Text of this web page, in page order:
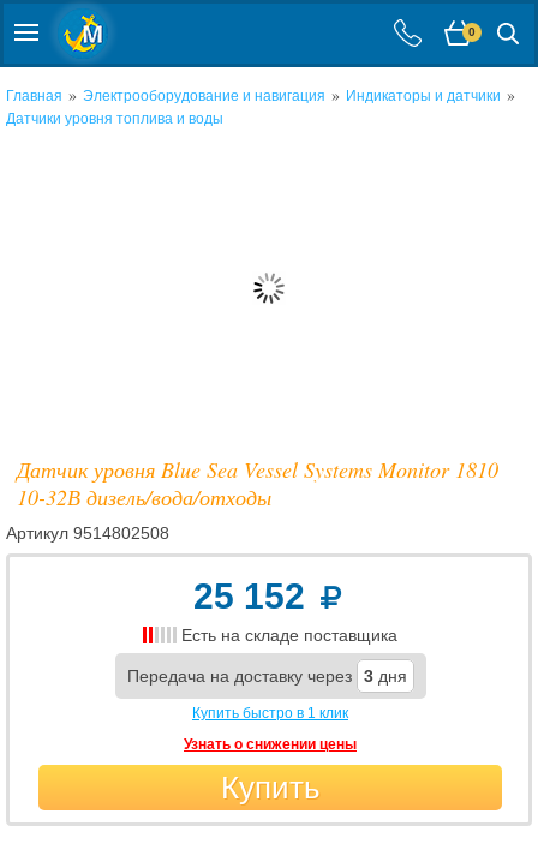
0
Главная » Электрооборудование и навигация » Индикаторы и датчики »
Датчики уровня топлива и воды
Датчик уровня Blue Sea Vessel Systems Monitor 1810
10-32В дизель/вода/отходы
Артикул 9514802508
25 152
Есть на складе поставщика
Передача на доставку через 3 дня
Купить быстро в 1 клик
Узнать о снижении цены
Купить